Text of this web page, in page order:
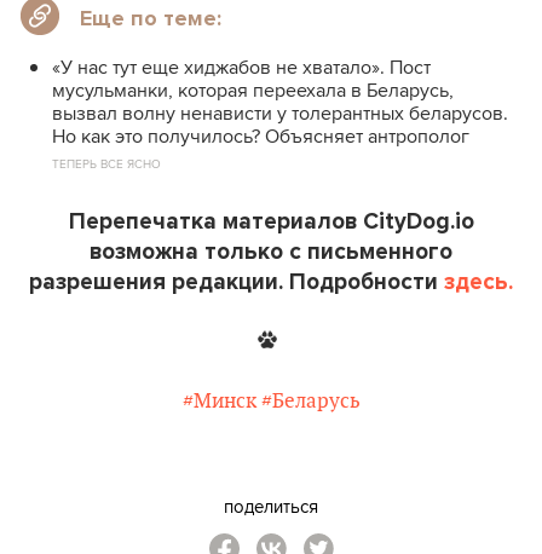
Еще по теме:
«У нас тут еще хиджабов не хватало». Пост
мусульманки, которая переехала в Беларусь,
вызвал волну ненависти у толерантных беларусов.
Но как это получилось? Объясняет антрополог
ТЕПЕРЬ ВСЕ ЯСНО
Перепечатка материалов CityDog.io
возможна только с письменного
разрешения редакции. Подробности здесь.
#Минск #Беларусь
поделиться